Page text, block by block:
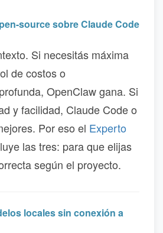
source sobre Claude Code
Si necesitás máxima
de costos o
OpenClaw gana. Si
y facilidad, Claude Code o
Por eso el Experto
las tres: para que elijas
según el proyecto.
locales sin conexión a